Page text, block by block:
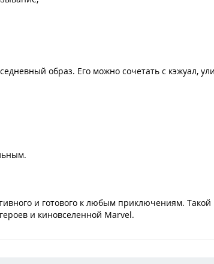
образ. Его можно сочетать с кэжуал,
и готового к любым приключениям. Такой
и киновселенной Marvel.